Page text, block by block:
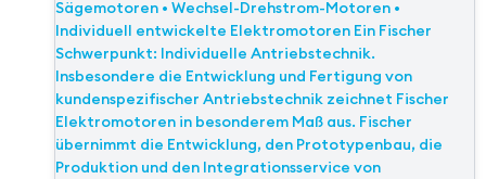
Sägemotoren • Wechsel-Drehstrom-Motoren •
Individuell entwickelte Elektromotoren Ein Fischer
Schwerpunkt: Individuelle Antriebstechnik.
Insbesondere die Entwicklung und Fertigung von
kundenspezifischer Antriebstechnik zeichnet Fischer
Elektromotoren in besonderem Maß aus. Fischer
übernimmt die Entwicklung, den Prototypenbau, die
Produktion und den Integrationsservice von